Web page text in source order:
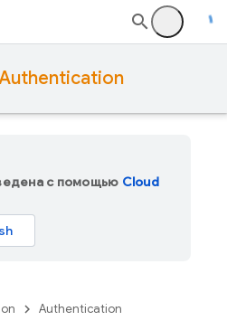
с помощью Cloud
Authentication